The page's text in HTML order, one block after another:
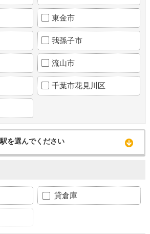
東金市
我孫子市
流山市
千葉市花見川区
を選んでください
貸倉庫